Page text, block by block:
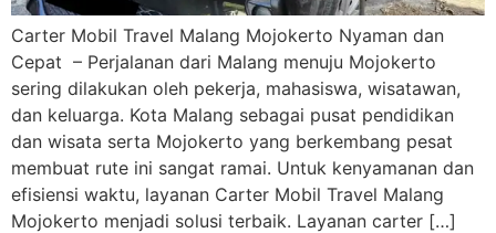
Carter Mobil Travel Malang Mojokerto Nyaman dan
Cepat – Perjalanan dari Malang menuju Mojokerto
sering dilakukan oleh pekerja, mahasiswa, wisatawan,
dan keluarga. Kota Malang sebagai pusat pendidikan
dan wisata serta Mojokerto yang berkembang pesat
membuat rute ini sangat ramai. Untuk kenyamanan dan
efisiensi waktu, layanan Carter Mobil Travel Malang
Mojokerto menjadi solusi terbaik. Layanan carter […]